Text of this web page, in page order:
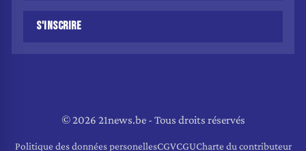
S'INSCRIRE
© 2026 21news.be - Tous droits réservés
Politique des données personellesCGVCGUCharte du contributeur